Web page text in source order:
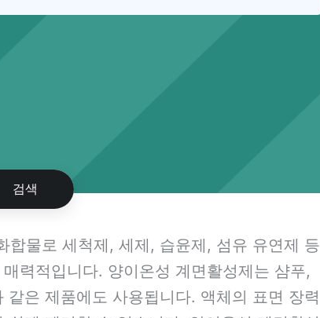
검색
합물로 세척제, 세제, 습윤제, 섬유 유연제 등
력적입니다. 양이온성 계면활성제는 샴푸,
은 제품에도 사용됩니다. 액체의 표면 장력